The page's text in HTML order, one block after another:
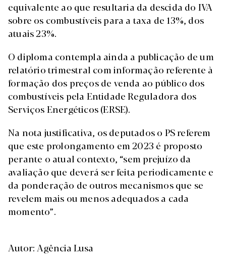
equivalente ao que resultaria da descida do IVA
sobre os combustíveis para a taxa de 13%, dos
atuais 23%.
O diploma contempla ainda a publicação de um
relatório trimestral com informação referente à
formação dos preços de venda ao público dos
combustíveis pela Entidade Reguladora dos
Serviços Energéticos (ERSE).
Na nota justificativa, os deputados o PS referem
que este prolongamento em 2023 é proposto
perante o atual contexto, “sem prejuízo da
avaliação que deverá ser feita periodicamente e
da ponderação de outros mecanismos que se
revelem mais ou menos adequados a cada
momento”.
Autor: Agência Lusa